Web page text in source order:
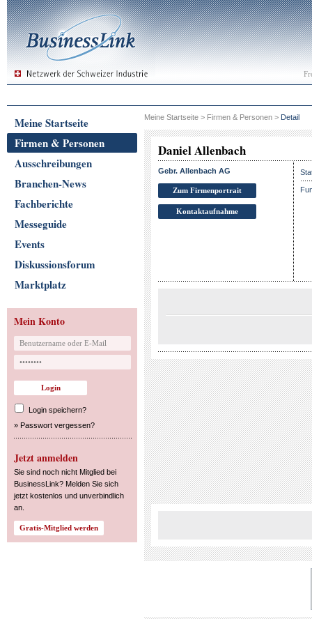
Meine Startseite
Firmen & Personen
Ausschreibungen
Branchen-News
Fachberichte
Messeguide
Events
Diskussionsforum
Marktplatz
Mein Konto
Login speichern?
» Passwort vergessen?
Jetzt anmelden
Sie sind noch nicht Mitglied bei
BusinessLink? Melden Sie sich
jetzt kostenlos und unverbindlich
an.
Meine Startseite > Firmen & Personen > Detail
Daniel Allenbach
Gebr. Allenbach AG
Zum Firmenportrait
Kontaktaufnahme